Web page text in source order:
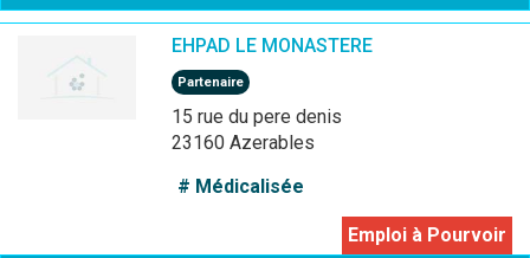
EHPAD LE MONASTERE
Partenaire
15 rue du pere denis
23160 Azerables
# Médicalisée
Emploi à Pourvoir